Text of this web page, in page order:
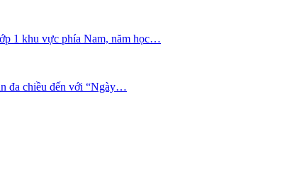
1 khu vực phía Nam, năm học…
đa chiều đến với “Ngày…